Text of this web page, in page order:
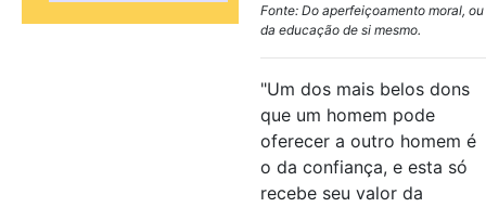
Fonte: Do aperfeiçoamento moral, ou
da educação de si mesmo.
"Um dos mais belos dons
que um homem pode
oferecer a outro homem é
o da confiança, e esta só
recebe seu valor da